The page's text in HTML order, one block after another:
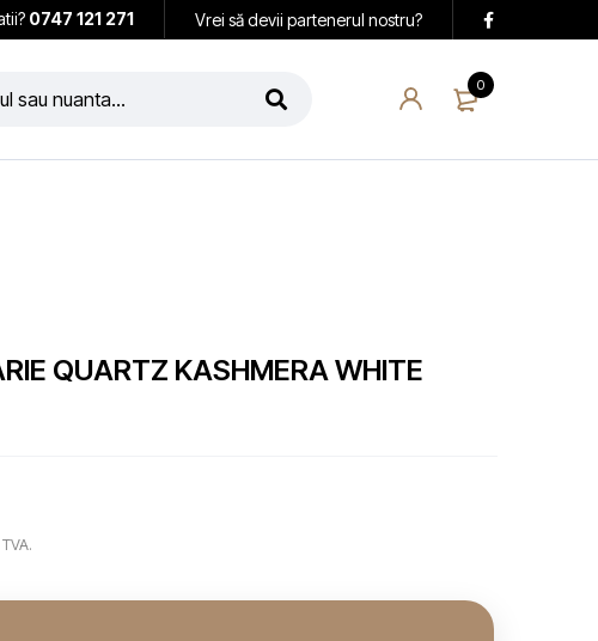
Vrei să devii partenerul nostru?
0747 121 271
0
QUARTZ KASHMERA WHITE